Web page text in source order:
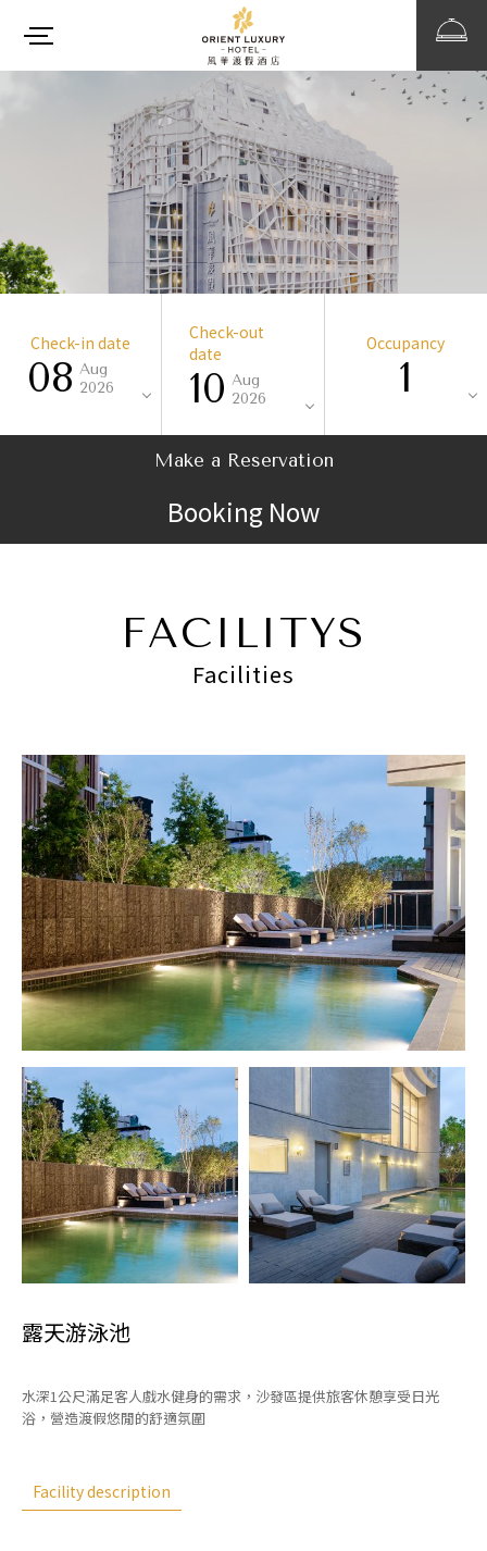
Check-in date
08 Aug
2026
Check-out
date
10 Aug
2026
Occupancy
1
Make a Reservation
Booking Now
FACILITYS
Facilities
露天游泳池
水深1公尺滿足客人戲水健身的需求，沙發區提供旅客休憩享受日光
浴，營造渡假悠閒的舒適氛圍
Facility description